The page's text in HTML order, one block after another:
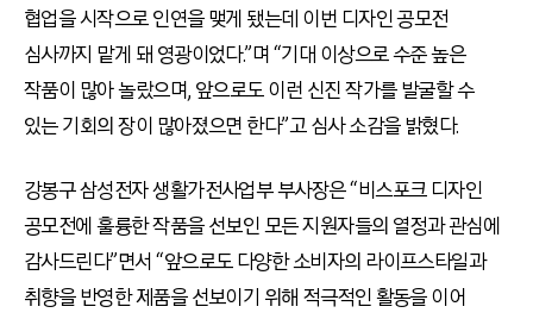
협업을 시작으로 인연을 맺게 됐는데 이번 디자인 공모전
심사까지 맡게 돼 영광이었다.”며 “기대 이상으로 수준 높은
작품이 많아 놀랐으며, 앞으로도 이런 신진 작가를 발굴할 수
있는 기회의 장이 많아졌으면 한다”고 심사 소감을 밝혔다.
강봉구 삼성전자 생활가전사업부 부사장은 “비스포크 디자인
공모전에 훌륭한 작품을 선보인 모든 지원자들의 열정과 관심에
감사드린다”면서 “앞으로도 다양한 소비자의 라이프스타일과
취향을 반영한 제품을 선보이기 위해 적극적인 활동을 이어